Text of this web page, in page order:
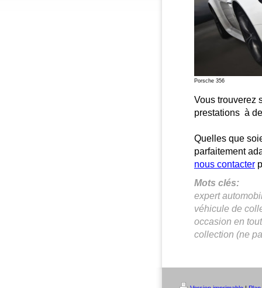
Porsche 356
Vous trouverez
prestations à
Quelles que
parfaitement
nous contacter
Mots clés:
expert
véhicule de
occasion en
collection (ne